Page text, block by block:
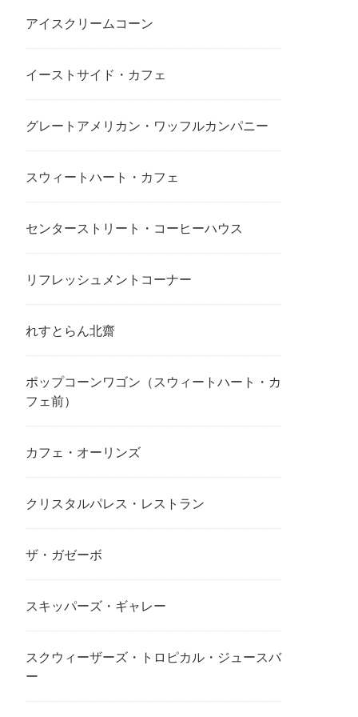
アイスクリームコーン
イーストサイド・カフェ
グレートアメリカン・ワッフルカンパニー
スウィートハート・カフェ
センターストリート・コーヒーハウス
リフレッシュメントコーナー
れすとらん北齋
ポップコーンワゴン（スウィートハート・カ
フェ前）
カフェ・オーリンズ
クリスタルパレス・レストラン
ザ・ガゼーボ
スキッパーズ・ギャレー
スクウィーザーズ・トロピカル・ジュースバ
ー